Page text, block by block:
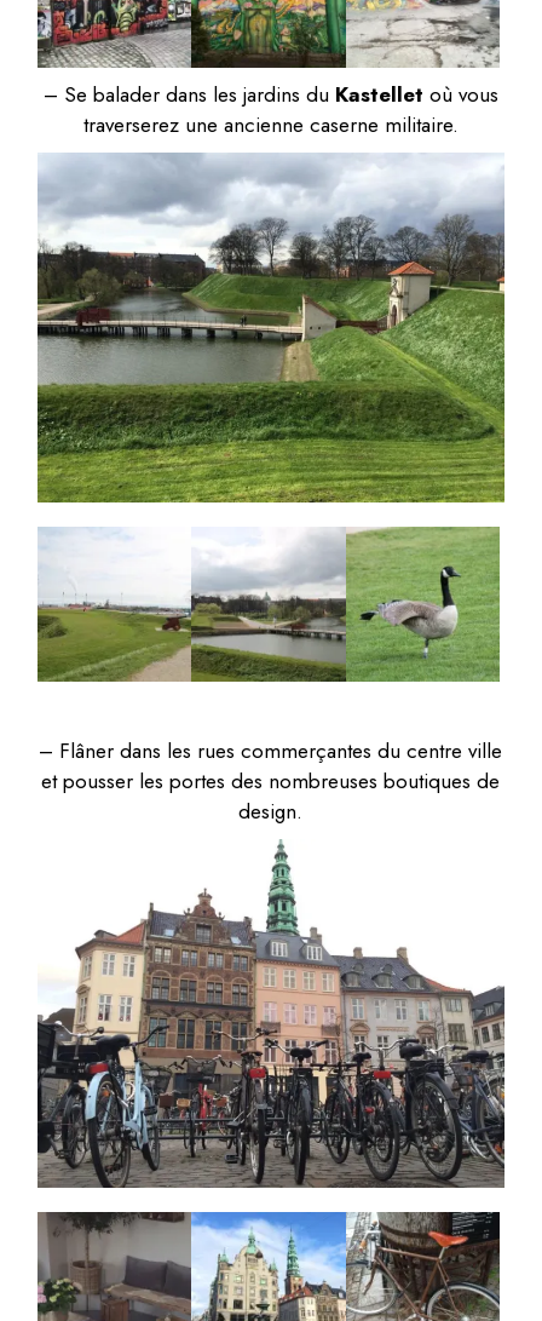
– Se balader dans les jardins du Kastellet où vous
traverserez une ancienne caserne militaire.
– Flâner dans les rues commerçantes du centre ville
et pousser les portes des nombreuses boutiques de
design.